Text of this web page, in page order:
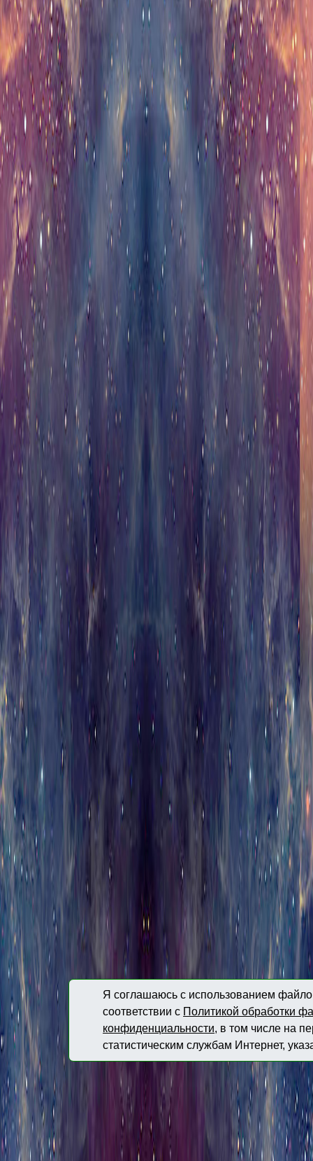
Я соглашаюсь с использованием
соответствии с Политикой обработки
конфиденциальности, в том числе на
статистическим службам Интернет,